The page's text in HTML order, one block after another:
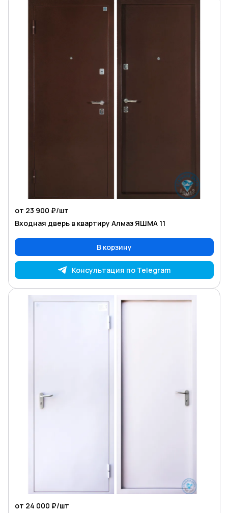
от 23 900 ₽/шт
Входная дверь в квартиру Алмаз ЯШМА 11
В корзину
Консультация по Telegram
от 24 000 ₽/шт